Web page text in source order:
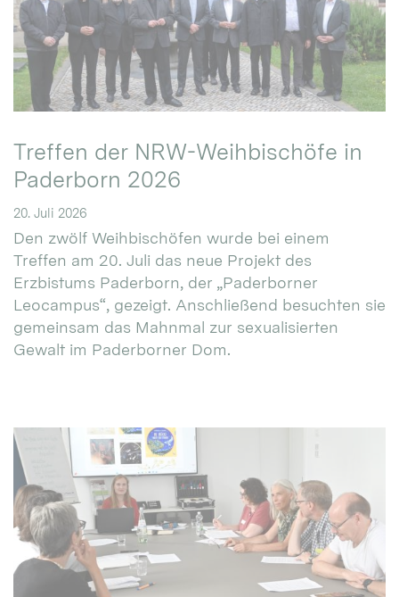
Treffen der NRW-Weihbischöfe in
Paderborn 2026
20. Juli 2026
Den zwölf Weihbischöfen wurde bei einem
Treffen am 20. Juli das neue Projekt des
Erzbistums Paderborn, der „Paderborner
Leocampus“, gezeigt. Anschließend besuchten sie
gemeinsam das Mahnmal zur sexualisierten
Gewalt im Paderborner Dom.